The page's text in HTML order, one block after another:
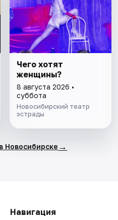
Чего хотят
женщины?
8 августа 2026 •
суббота
Новосибирский театр
эстрады
Новосибирске →
Навигация